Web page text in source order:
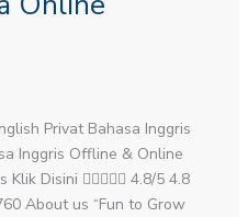
Privat Bahasa Inggris
Inggris Offline & Online
Klik Disini  4.8/5 4.8
About us “Fun to Grow